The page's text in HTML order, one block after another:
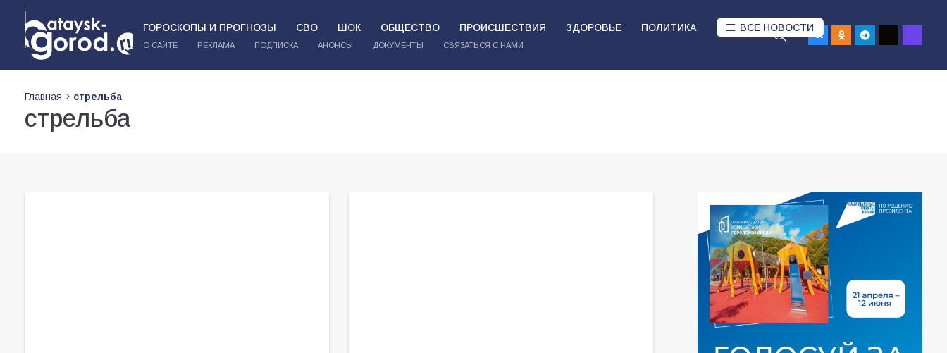
ГОРОСКОПЫ И ПРОГНОЗЫ СВО ШОК ОБЩЕСТВО ПРОИСШЕСТВИЯ ЗДОРОВЬЕ ПОЛИТИКА ВСЕ НОВОСТИ
О САЙТЕ РЕКЛАМА ПОДПИСКА АНОНСЫ ДОКУМЕНТЫ СВЯЗАТЬСЯ С НАМИ
Главная стрельба
стрельба